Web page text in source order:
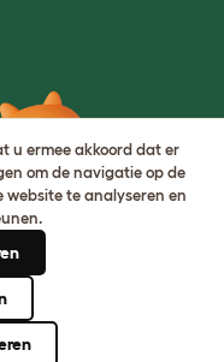
u ermee akkoord dat er
om de navigatie op de
te analyseren en